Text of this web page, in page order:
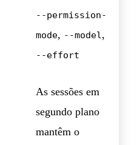
--permission-
mode, --model,
--effort
As sessões em
segundo plano
mantêm o